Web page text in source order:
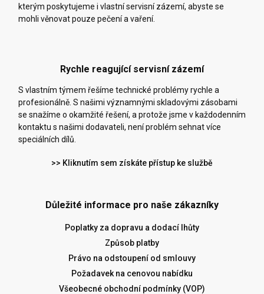
kterým poskytujeme i vlastní servisní zázemí, abyste se
mohli věnovat pouze pečení a vaření.
Rychle reagující servisní zázemí
S vlastním týmem řešíme technické problémy rychle a
profesionálně. S našimi významnými skladovými zásobami
se snažíme o okamžité řešení, a protože jsme v každodenním
kontaktu s našimi dodavateli, není problém sehnat více
speciálních dílů.
>> Kliknutím sem získáte přístup ke službě
Důležité informace pro naše zákazníky
Poplatky za dopravu a dodací lhůty
Způsob platby
Právo na odstoupení od smlouvy
Požadavek na cenovou nabídku
Všeobecné obchodní podmínky (VOP)